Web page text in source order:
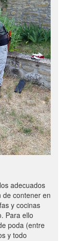
adecuados
contener en
y cocinas
Para ello
poda (entre
y todo